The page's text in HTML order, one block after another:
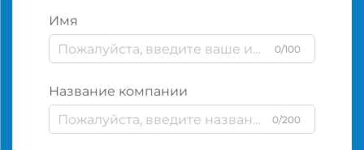
Имя
0/100
Название компании
0/200